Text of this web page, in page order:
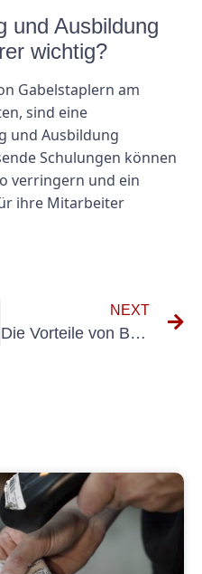
und Ausbildung
wichtig?
Gabelstaplern am
sind eine
und Ausbildung
Schulungen können
verringern und ein
ihre Mitarbeiter
NEXT
Die Vorteile von Benning E-Checks: Ein Leitfaden für Verbraucher